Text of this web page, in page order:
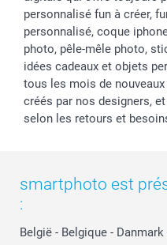
personnalisé fun à créer,
personnalisé, coque
photo, pêle-mêle photo,
idées cadeaux et objets
tous les mois de
créés par nos designers,
selon les retours et
smartphoto est
:
België - Belgique - Danmark